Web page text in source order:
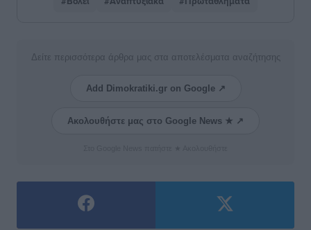
Δείτε περισσότερα άρθρα μας στα αποτελέσματα αναζήτησης
Add Dimokratiki.gr on Google ↗
Ακολουθήστε μας στο Google News ★ ↗